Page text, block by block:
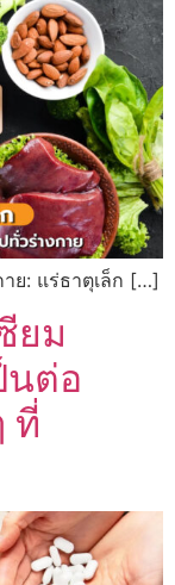
ย: แร่ธาตุเล็ก […]
ยม
นต่อ
ที่